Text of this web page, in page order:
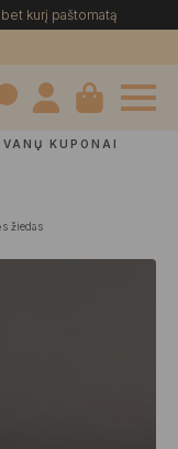
kurį paštomatą
KUPONAI
žiedas